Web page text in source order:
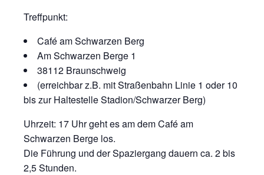
Treffpunkt:
Café am Schwarzen Berg
Am Schwarzen Berge 1
38112 Braunschweig
(erreichbar z.B. mit Straßenbahn Linie 1 oder 10
bis zur Haltestelle Stadion/Schwarzer Berg)
Uhrzeit: 17 Uhr geht es am dem Café am
Schwarzen Berge los.
Die Führung und der Spaziergang dauern ca. 2 bis
2,5 Stunden.